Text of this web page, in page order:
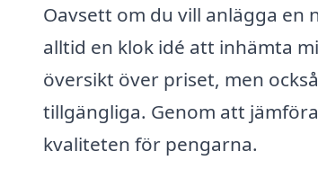
Oavsett om du vill anlägga en
alltid en klok idé att inhämta
översikt över priset, men
tillgängliga. Genom att
kvaliteten för pengarna.